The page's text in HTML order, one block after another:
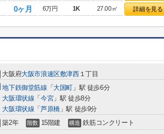
0ヶ月 6万円 1K 27.00㎡ 詳細を見る
大阪府大阪市浪速区敷津西１丁目
地下鉄御堂筋線 「 大国町 」駅 徒歩6分
大阪環状線 「 今宮」駅 徒歩8分
大阪環状線 「 芦原橋」駅 徒歩9分
築2年 階数 15階建 構造 鉄筋コンクリート